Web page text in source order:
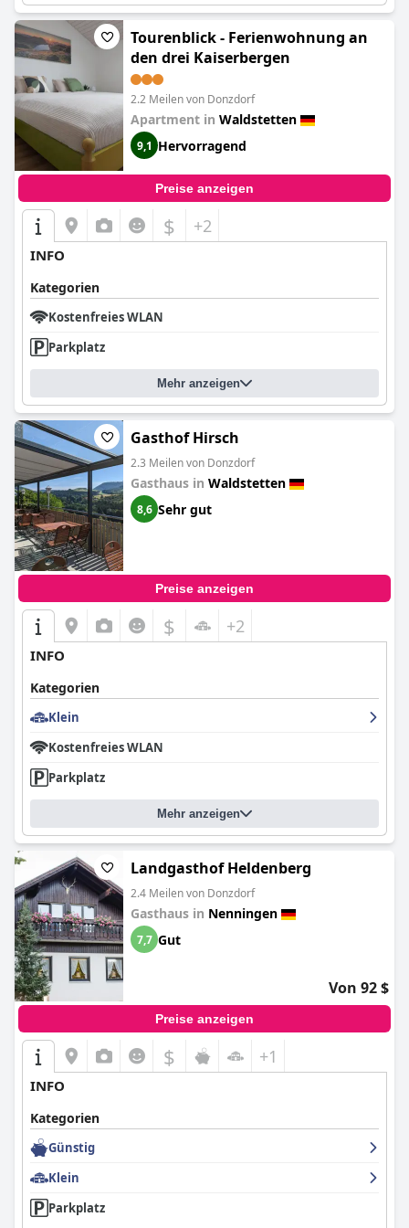
Hotel der Spitzenklasse, das ein luxuriöses und unvergessliches
Erlebnis bietet.
Tourenblick - Ferienwohnung an
den drei Kaiserbergen
2.2 Meilen von Donzdorf
Apartment in Waldstetten
9,1 Hervorragend
Preise anzeigen
$ +2
INFO
Kategorien
Kostenfreies WLAN
Parkplatz
Mehr anzeigen
Gasthof Hirsch
2.3 Meilen von Donzdorf
Gasthaus in Waldstetten
8,6 Sehr gut
Preise anzeigen
$ +2
INFO
Kategorien
Klein
Kostenfreies WLAN
Parkplatz
Mehr anzeigen
Landgasthof Heldenberg
2.4 Meilen von Donzdorf
Gasthaus in Nenningen
7,7 Gut
Von 92 $
Preise anzeigen
$ +1
INFO
Kategorien
Günstig
Klein
Parkplatz